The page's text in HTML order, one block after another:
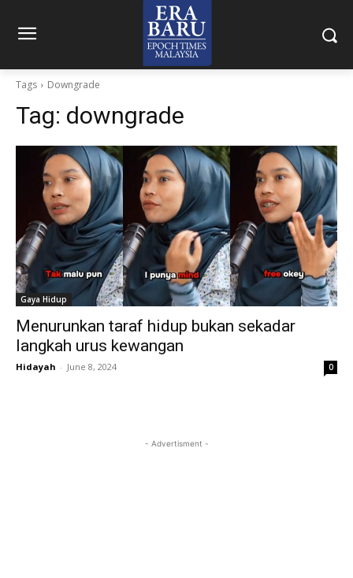
Tags Downgrade
Tag: downgrade
Gaya Hidup
Menurunkan taraf hidup bukan sekadar
langkah urus kewangan
Hidayah - June 8, 2024 0
- Advertisment -